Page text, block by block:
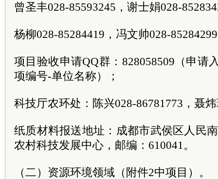
曾圣丰028-85593245，谢士娟028-
杨柳028-85284419，冯文帅028-
项目验收申请QQ群：828058509（申请
项编号-单位名称）；
科技厅农环处：陈兴028-86781773，聂
纸质材料报送地址：成都市武侯区人民
农村科技发展中心，邮编：610041。
（二）资源环境领域（附件2中项目）。